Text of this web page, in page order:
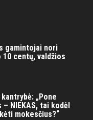
gamintojai nori
centų, valdžios
„Pone
NIEKAS, tai kodėl
mokesčius?“